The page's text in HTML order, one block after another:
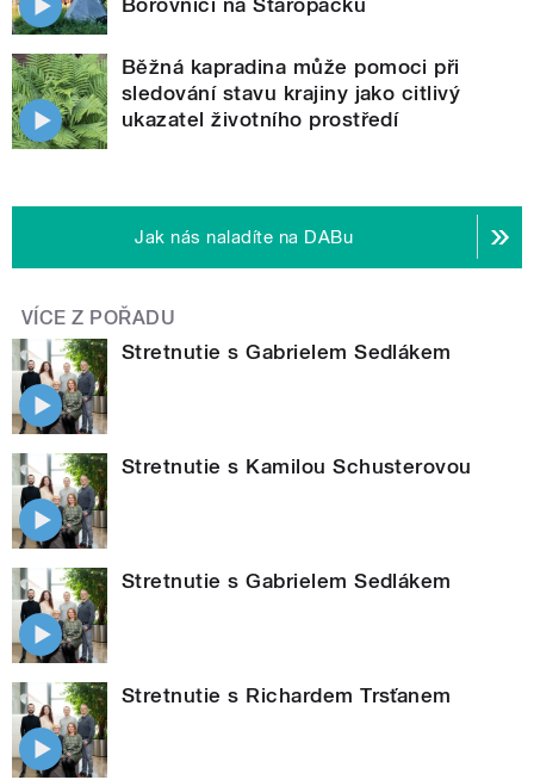
Běžná kapradina může pomoci při
sledování stavu krajiny jako citlivý
ukazatel životního prostředí
Jak nás naladíte na DABu
VÍCE Z POŘADU
Stretnutie s Gabrielem Sedlákem
Stretnutie s Kamilou Schusterovou
Stretnutie s Gabrielem Sedlákem
Stretnutie s Richardem Trsťanem